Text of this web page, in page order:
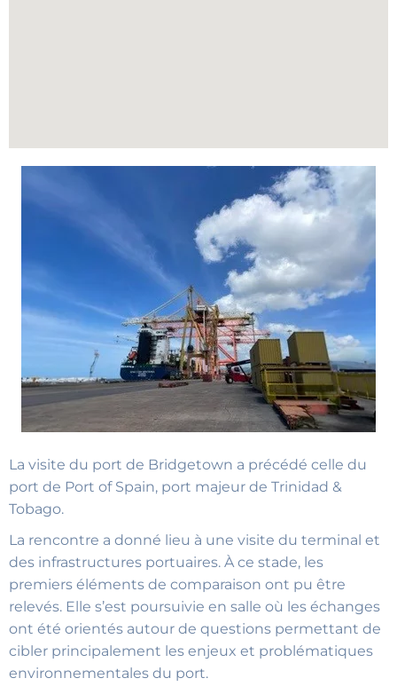
La visite du port de Bridgetown a précédé celle du
port de Port of Spain, port majeur de Trinidad &
Tobago.
La rencontre a donné lieu à une visite du terminal et
des infrastructures portuaires. À ce stade, les
premiers éléments de comparaison ont pu être
relevés. Elle s’est poursuivie en salle où les échanges
ont été orientés autour de questions permettant de
cibler principalement les enjeux et problématiques
environnementales du port.